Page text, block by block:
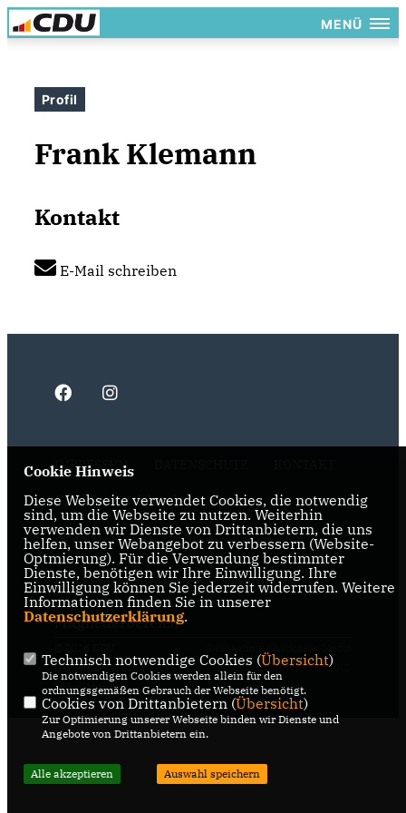
MENÜ
Profil
Frank Klemann
Kontakt
E-Mail schreiben
IMPRESSUM
CDU Deutschland
CDU Mecklenburg-Vorpommern
CDU Mecklenburgische Seenplatte
Mitgliederbereich
Gemeindeverband
Röbel/Müritz
Alle Rechte vorbehalten.
GmbH & Co. KG
Cookie Hinweis
Diese Webseite verwendet Cookies, die notwendig
sind, um die Webseite zu nutzen. Weiterhin
verwenden wir Dienste von Drittanbietern, die uns
helfen, unser Webangebot zu verbessern (Website-
Optmierung). Für die Verwendung bestimmter
Dienste, benötigen wir Ihre Einwilligung. Ihre
Einwilligung können Sie jederzeit widerrufen. Weitere
Informationen finden Sie in unserer
Datenschutzerklärung.
Technisch notwendige Cookies (Übersicht)
Die notwendigen Cookies werden allein für den
ordnungsgemäßen Gebrauch der Webseite benötigt.
Cookies von Drittanbietern (Übersicht)
Zur Optimierung unserer Webseite binden wir Dienste und
Angebote von Drittanbietern ein.
Alle akzeptieren Auswahl speichern